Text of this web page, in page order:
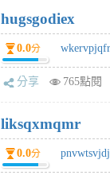
hugsgodiex
0.0分
分享 765點閱
liksqxmqmr
0.0分